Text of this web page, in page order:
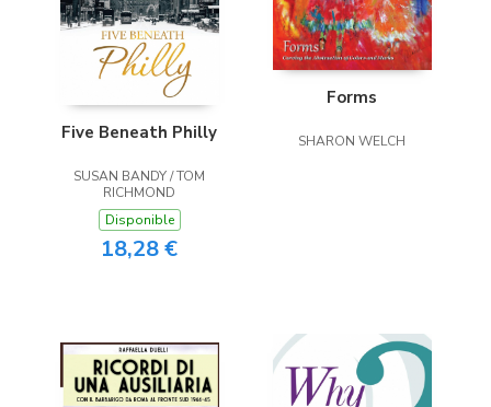
Five Beneath Philly
SUSAN BANDY / TOM
RICHMOND
Disponible
18,28 €
Forms
SHARON WELCH